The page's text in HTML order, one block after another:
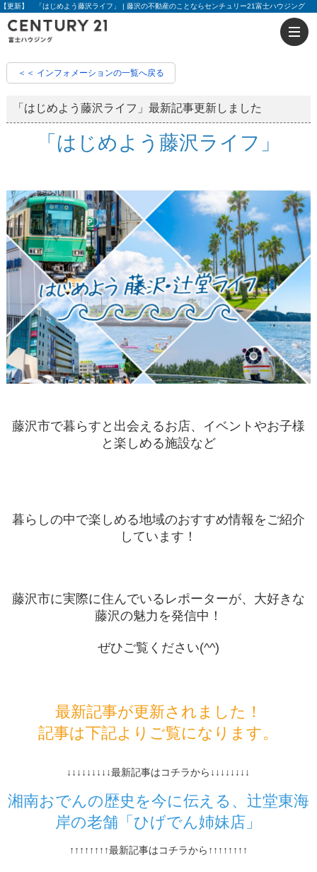
【更新】 「はじめよう藤沢ライフ」 | 藤沢の不動産のことならセンチュリー21富士ハウジング
＜＜ インフォメーションの一覧へ戻る
「はじめよう藤沢ライフ」最新記事更新しました
「はじめよう藤沢ライフ」
藤沢市で暮らすと出会えるお店、イベントやお子様
と楽しめる施設など
暮らしの中で楽しめる地域のおすすめ情報をご紹介
しています！
藤沢市に実際に住んでいるレポーターが、大好きな
藤沢の魅力を発信中！
ぜひご覧ください(^^)
最新記事が更新されました！
記事は下記よりご覧になります。
↓↓↓↓↓↓↓↓↓最新記事はコチラから↓↓↓↓↓↓↓↓
湘南おでんの歴史を今に伝える、辻堂東海
岸の老舗「ひげでん姉妹店」
↑↑↑↑↑↑↑↑最新記事はコチラから↑↑↑↑↑↑↑↑